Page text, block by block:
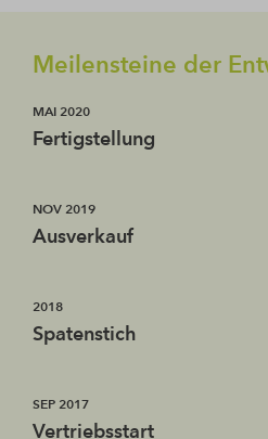
Meilensteine der
MAI 2020
Fertigstellung
glücklichen Erwerber
NOV 2019
Ausverkauf
Damit sind alle 28
„Solar Living“ ausverkauft.
2018
Spatenstich
SEP 2017
Vertriebsstart